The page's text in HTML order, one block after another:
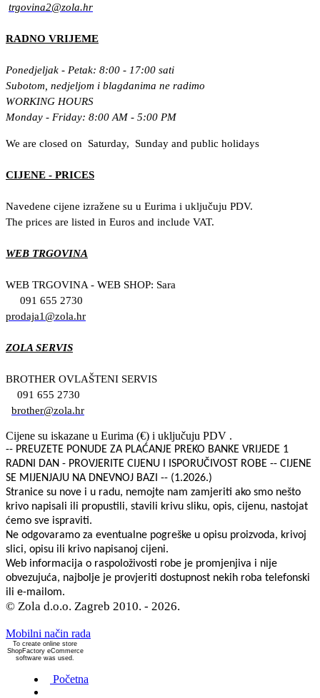
trgovina2@zola.hr
RADNO VRIJEME
Ponedjeljak - Petak: 8:00 - 17:00 sati
Subotom, nedjeljom i blagdanima ne radimo
WORKING HOURS
Monday - Friday: 8:00 AM - 5:00 PM
We are closed on Saturday, Sunday and public holidays
CIJENE - PRICES
Navedene cijene izražene su u Eurima i uključuju PDV.
The prices are listed in Euros and include VAT.
WEB TRGOVINA
WEB TRGOVINA - WEB SHOP: Sara
091 655 2730
prodaja1@zola.hr
ZOLA SERVIS
BROTHER OVLAŠTENI SERVIS
091 655 2730
brother@zola.hr
Cijene su iskazane u Eurima (€) i uključuju PDV .
-- PREUZETE PONUDE ZA PLAĆANJE PREKO BANKE VRIJEDE 1
RADNI DAN - PROVJERITE CIJENU I ISPORUČIVOST ROBE -- CIJENE
SE MIJENJAJU NA DNEVNOJ BAZI -- (1.2026.)
Stranice su nove i u radu, nemojte nam zamjeriti ako smo nešto
krivo napisali ili propustili, stavili krivu sliku, opis, cijenu, nastojat
ćemo sve ispraviti.
Ne odgovaramo za eventualne pogreške u opisu proizvoda, krivoj
slici, opisu ili krivo napisanoj cijeni.
Web informacija o raspoloživosti robe je promjenjiva i nije
obvezujuća, najbolje je provjeriti dostupnost nekih roba telefonski
ili e-mailom.
© Zola d.o.o. Zagreb 2010. - 2026.
Mobilni način rada
To create online store
ShopFactory eCommerce
software was used.
Početna